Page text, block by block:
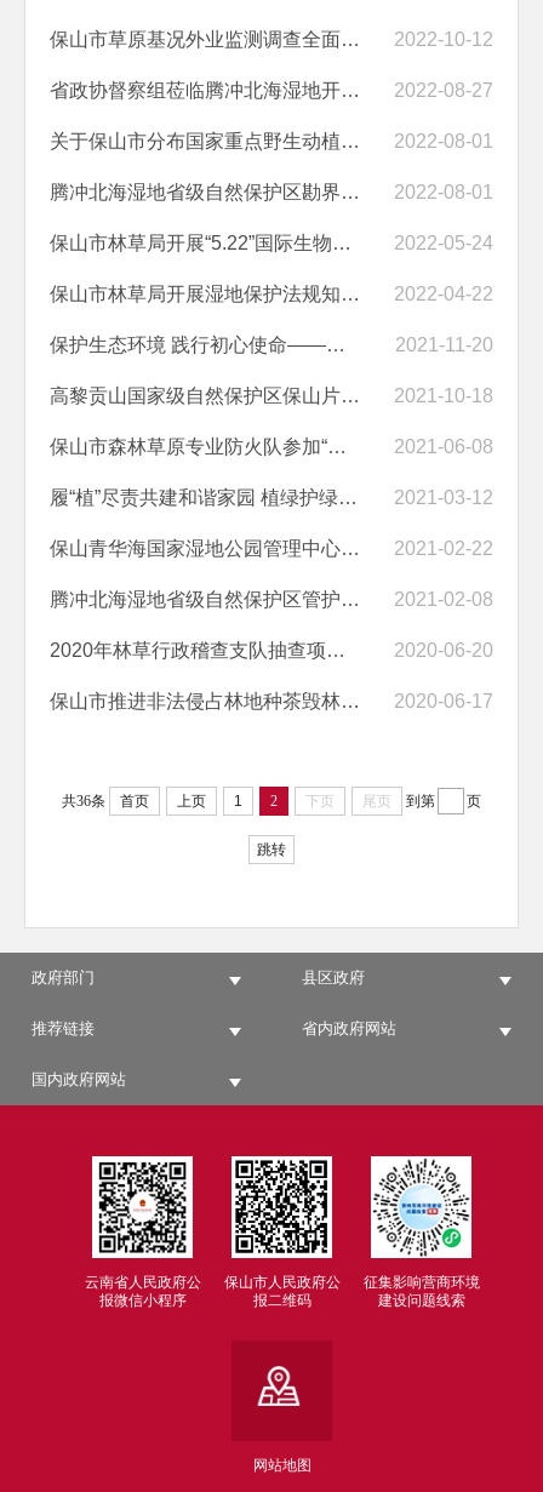
保山市草原基况外业监测调查全面完成并通过市级核查验收 2022-10-12
省政协督察组莅临腾冲北海湿地开展河湖长制督察调研 2022-08-27
关于保山市分布国家重点野生动植物名录及受保护情况的公示 2022-08-01
腾冲北海湿地省级自然保护区勘界立标成果公示材料 2022-08-01
保山市林草局开展“5.22”国际生物多样性日主题宣传及实践活动 2022-05-24
保山市林草局开展湿地保护法规知识培训 2022-04-22
保护生态环境 践行初心使命——市专业防火队参加生态环境保护志愿者服务... 2021-11-20
高黎贡山国家级自然保护区保山片区实行封闭管理通告 2021-10-18
保山市森林草原专业防火队参加“东河卫士”志愿服务活动 2021-06-08
履“植”尽责共建和谐家园 植绿护绿共创文明城市 2021-03-12
保山青华海国家湿地公园管理中心开展“清河行动” 打造青华海良好生态... 2021-02-22
腾冲北海湿地省级自然保护区管护局 认真组织开展2021年“世界湿地日”宣... 2021-02-08
2020年林草行政稽查支队抽查项目、林木伐区检查结果汇总表 2020-06-20
保山市推进非法侵占林地种茶毁林等破坏森林资源违法违规问题专项整治 2020-06-17
共36条 首页 上页 1 2 下页 尾页 到第 页
跳转
政府部门 县区政府
推荐链接 省内政府网站
国内政府网站
云南省人民政府公
报微信小程序
保山市人民政府公
报二维码
征集影响营商环境
建设问题线索
网站地图